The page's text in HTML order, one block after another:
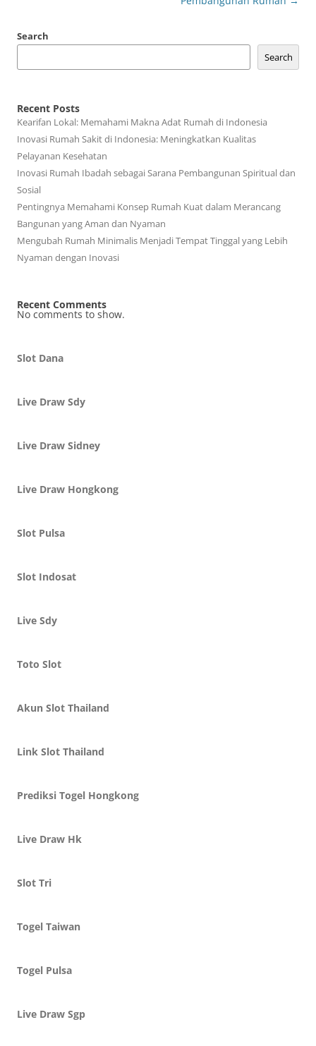
Search
Search
Recent Posts
Kearifan Lokal: Memahami Makna Adat Rumah di Indonesia
Inovasi Rumah Sakit di Indonesia: Meningkatkan Kualitas
Pelayanan Kesehatan
Inovasi Rumah Ibadah sebagai Sarana Pembangunan Spiritual dan
Sosial
Pentingnya Memahami Konsep Rumah Kuat dalam Merancang
Bangunan yang Aman dan Nyaman
Mengubah Rumah Minimalis Menjadi Tempat Tinggal yang Lebih
Nyaman dengan Inovasi
Recent Comments
No comments to show.
Slot Dana
Live Draw Sdy
Live Draw Sidney
Live Draw Hongkong
Slot Pulsa
Slot Indosat
Live Sdy
Toto Slot
Akun Slot Thailand
Link Slot Thailand
Prediksi Togel Hongkong
Live Draw Hk
Slot Tri
Togel Taiwan
Togel Pulsa
Live Draw Sgp